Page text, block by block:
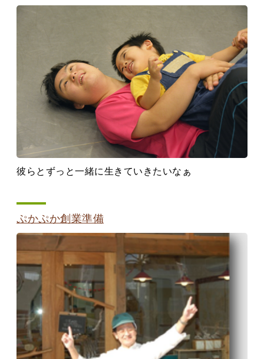
彼らとずっと一緒に生きていきたいなぁ
ぷかぷか創業準備